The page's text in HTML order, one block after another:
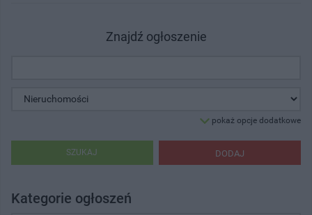
Znajdź ogłoszenie
pokaż opcje dodatkowe
DODAJ
SZUKAJ
Kategorie ogłoszeń